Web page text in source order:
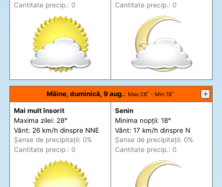
Cantitate precip.: 0
Cantitate precip.: 0
Mâine, duminică, 9 aug.: Max:28˚ - Min:18˚ +
Mai mult însorit
Maxima zilei: 28°
Vânt: 26 km/h dinspre NNE
Șanse de precipitații: 0%
Cantitate precip.: 0
Senin
Minima nopții: 18°
Vânt: 17 km/h dinspre N
Șanse de precipitații: 0%
Cantitate precip.: 0